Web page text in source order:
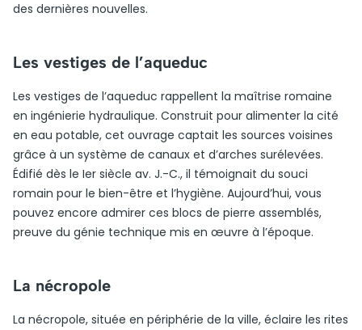
des dernières nouvelles.
Les vestiges de l’aqueduc
Les vestiges de l’aqueduc rappellent la maîtrise romaine
en ingénierie hydraulique. Construit pour alimenter la cité
en eau potable, cet ouvrage captait les sources voisines
grâce à un système de canaux et d’arches surélevées.
Édifié dès le Ier siècle av. J.-C., il témoignait du souci
romain pour le bien-être et l’hygiène. Aujourd’hui, vous
pouvez encore admirer ces blocs de pierre assemblés,
preuve du génie technique mis en œuvre à l’époque.
La nécropole
La nécropole, située en périphérie de la ville, éclaire les rites